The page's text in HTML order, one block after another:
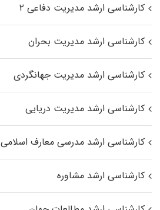
کارشناسی ارشد مدیریت دفاعی ۲
کارشناسی ارشد مدیریت بحران
کارشناسی ارشد مدیریت جهانگردی
کارشناسی ارشد مدیریت دریایی
کارشناسی ارشد مدرسی معارف اسلامی
کارشناسی ارشد مشاوره